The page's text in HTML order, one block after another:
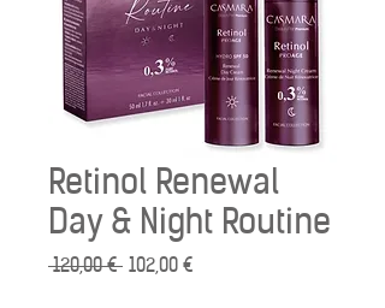
Retinol Renewal
Day & Night Routine
120,00 € Κανονική
102,00 €